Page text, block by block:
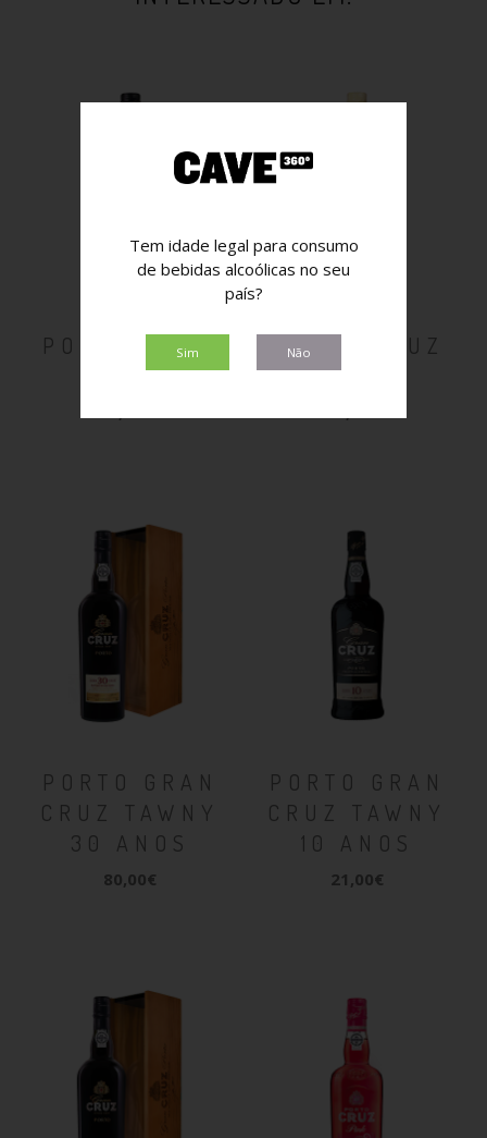
PORTO CRUZ
TAWNY
PORTO CRUZ
WHITE
PORTO GRAN
CRUZ TAWNY
30 ANOS
80,00€
PORTO GRAN
CRUZ TAWNY
10 ANOS
21,00€
Tem idade legal para consumo
de bebidas alcoólicas no seu
país?
Sim Não